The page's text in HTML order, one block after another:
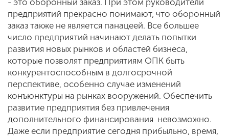
- это оборонный заказ. При этом руководители
предприятий прекрасно понимают, что оборонный
заказ также не является панацеей. Все большее
число предприятий начинают делать попытки
развития новых рынков и областей бизнеса,
которые позволят предприятиям ОПК быть
конкурентоспособным в долгосрочной
перспективе, особенно случае изменений
конъюнктуры на рынках вооружений. Обеспечить
развитие предприятия без привлечения
дополнительного финансирования невозможно.
Даже если предприятие сегодня прибыльно, время,